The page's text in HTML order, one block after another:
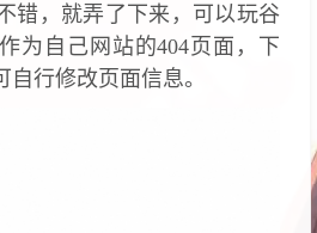
错，就弄了下来，可以玩谷
为自己网站的404页面，下
行修改页面信息。